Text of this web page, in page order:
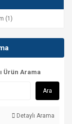
(1)
Ürün Arama
Ara
Detaylı Arama